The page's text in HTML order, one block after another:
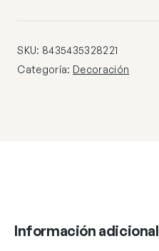
SKU: 8435435328221
Categoría: Decoración
Información adicional